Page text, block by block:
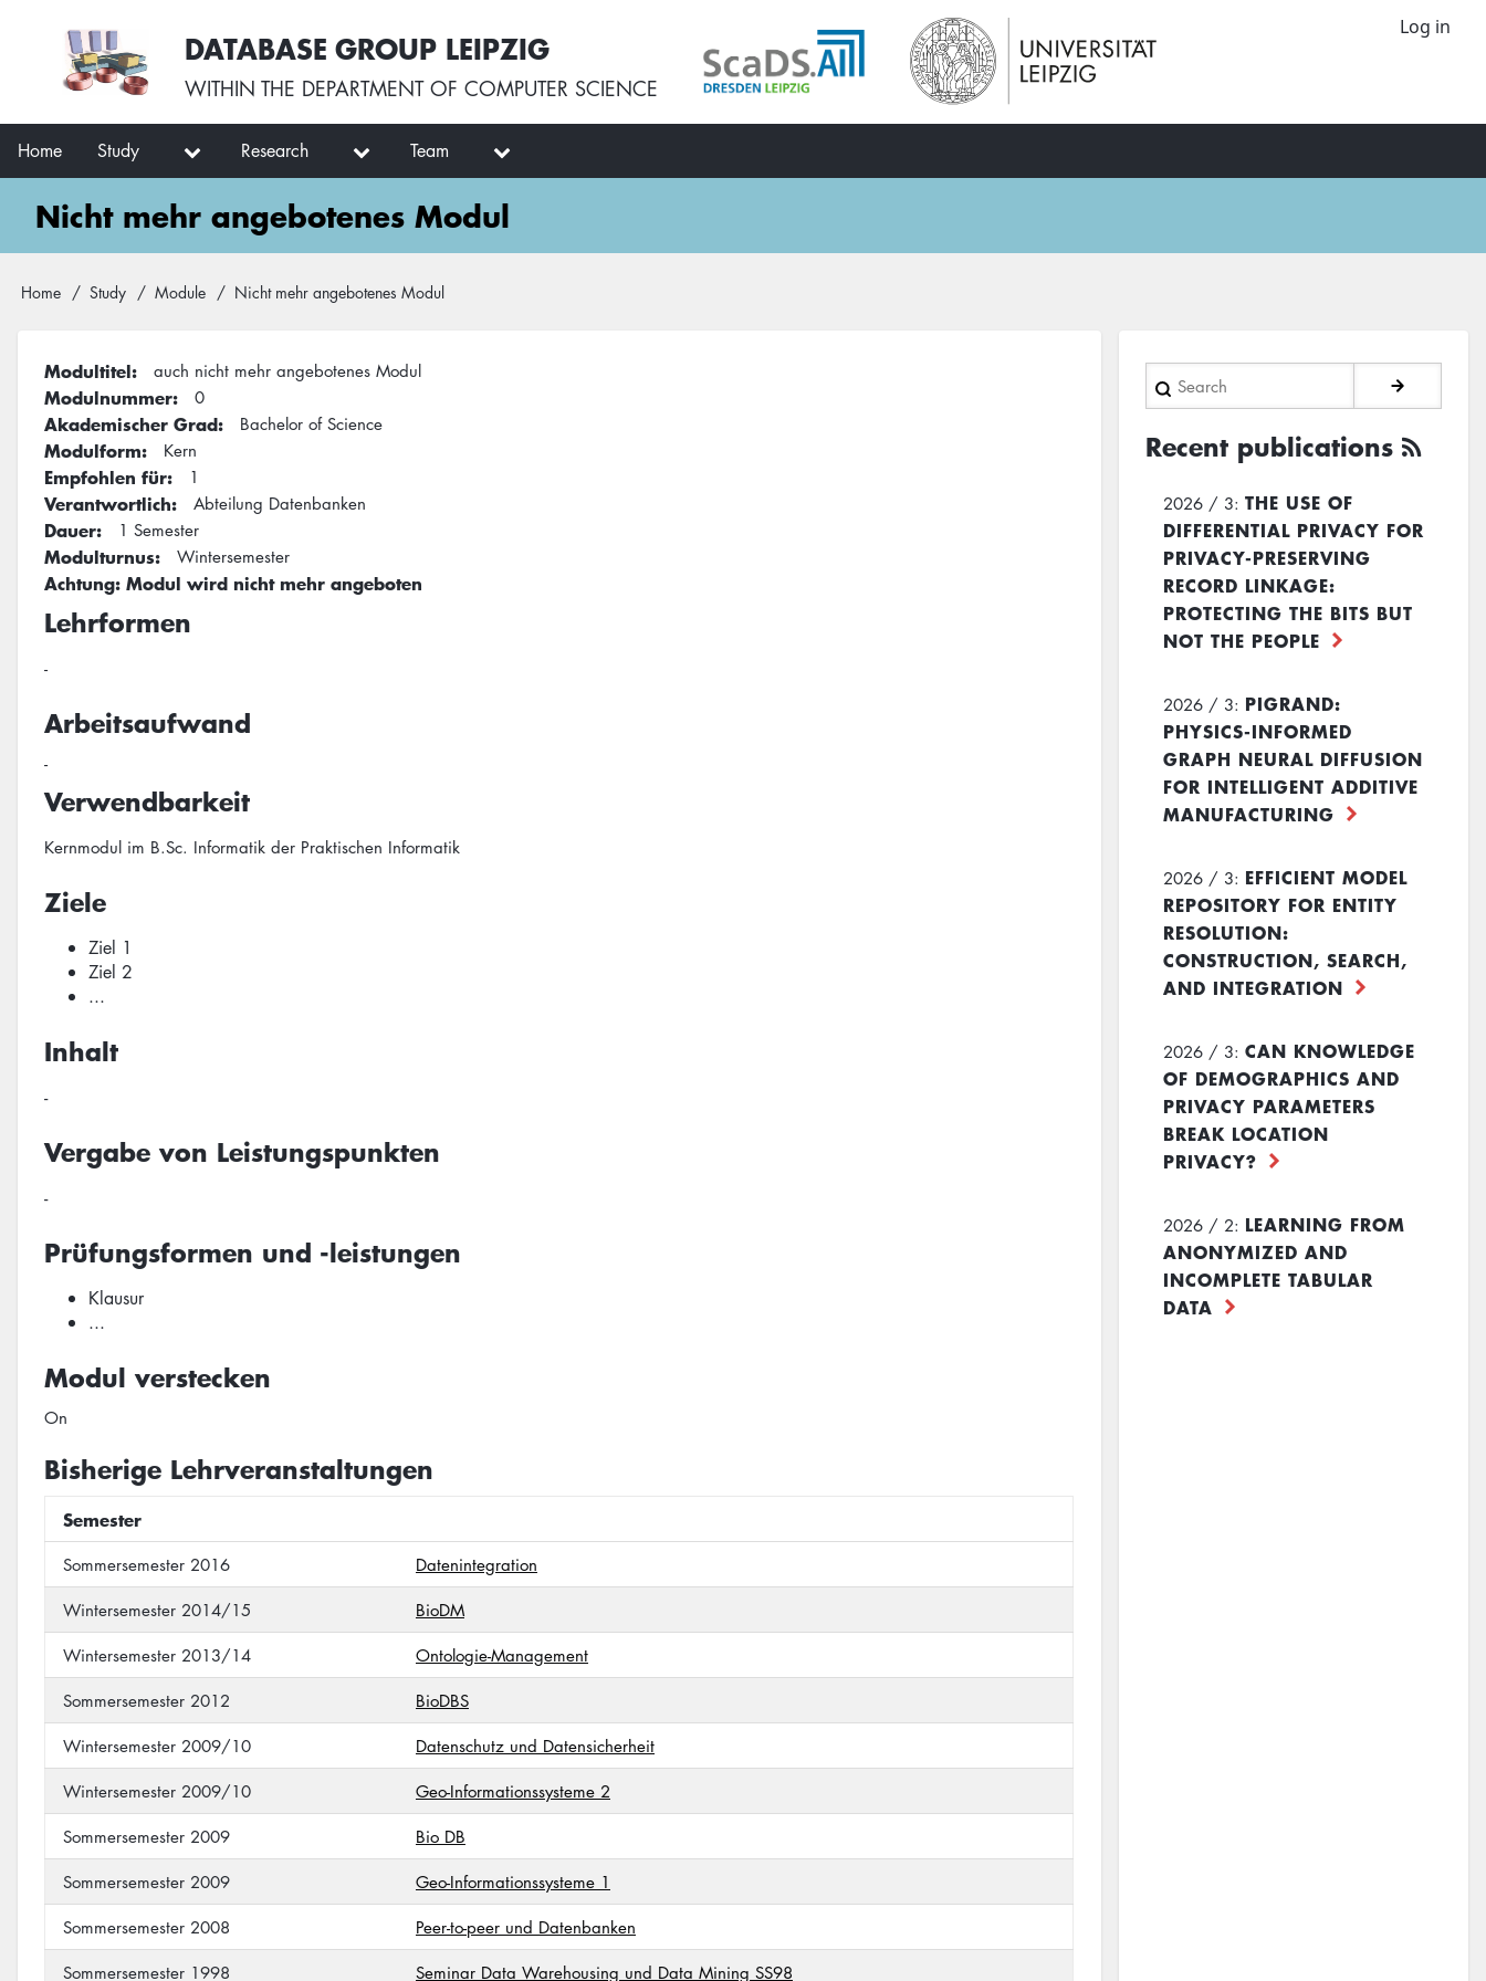
User
account
menu
Log in
DATABASE GROUP LEIPZIG
WITHIN THE DEPARTMENT OF COMPUTER SCIENCE
Main
navigation
Home Study Research Team
Nicht mehr angebotenes Modul
Breadcrumb
Home Study Module Nicht mehr angebotenes Modul
Modultitel auch nicht mehr angebotenes Modul
Modulnummer 0
Akademischer Grad Bachelor of Science
Modulform Kern
Empfohlen für 1
Verantwortlich Abteilung Datenbanken
Dauer 1 Semester
Modulturnus Wintersemester
Achtung: Modul wird nicht mehr angeboten
Lehrformen
-
Arbeitsaufwand
-
Verwendbarkeit
Kernmodul im B.Sc. Informatik der Praktischen Informatik
Ziele
Ziel 1
Ziel 2
...
Inhalt
-
Vergabe von Leistungspunkten
-
Prüfungsformen und -leistungen
Klausur
...
Modul verstecken
On
Bisherige Lehrveranstaltungen
Semester
Sommersemester 2016 Datenintegration
Wintersemester 2014/15 BioDM
Wintersemester 2013/14 Ontologie-Management
Sommersemester 2012 BioDBS
Wintersemester 2009/10 Datenschutz und Datensicherheit
Wintersemester 2009/10 Geo-Informationssysteme 2
Sommersemester 2009 Bio DB
Sommersemester 2009 Geo-Informationssysteme 1
Sommersemester 2008 Peer-to-peer und Datenbanken
Sommersemester 1998 Seminar Data Warehousing und Data Mining SS98
Search
Recent publications
2026 / 3: THE USE OF
DIFFERENTIAL PRIVACY FOR
PRIVACY-PRESERVING
RECORD LINKAGE:
PROTECTING THE BITS BUT
NOT THE PEOPLE
2026 / 3: PIGRAND:
PHYSICS-INFORMED
GRAPH NEURAL DIFFUSION
FOR INTELLIGENT ADDITIVE
MANUFACTURING
2026 / 3: EFFICIENT MODEL
REPOSITORY FOR ENTITY
RESOLUTION:
CONSTRUCTION, SEARCH,
AND INTEGRATION
2026 / 3: CAN KNOWLEDGE
OF DEMOGRAPHICS AND
PRIVACY PARAMETERS
BREAK LOCATION
PRIVACY?
2026 / 2: LEARNING FROM
ANONYMIZED AND
INCOMPLETE TABULAR
DATA